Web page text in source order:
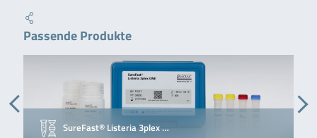
Passende Produkte
SureFast® Listeria 3plex …